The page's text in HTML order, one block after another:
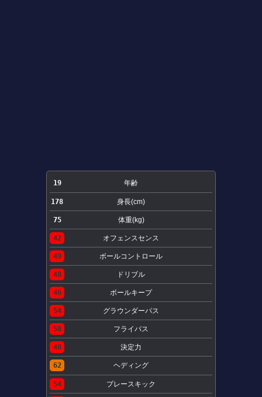
19 年齢
178 身長(cm)
75 体重(kg)
42 オフェンスセンス
49 ボールコントロール
48 ドリブル
46 ボールキープ
54 グラウンダーパス
58 フライパス
40 決定力
62 ヘディング
54 プレースキック